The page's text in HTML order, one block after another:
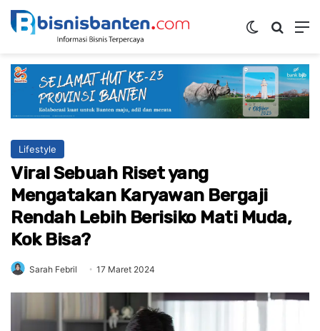
Switch skin
Lifestyle
Viral Sebuah Riset yang
Mengatakan Karyawan Bergaji
Rendah Lebih Berisiko Mati Muda,
Kok Bisa?
Sarah Febril 17 Maret 2024